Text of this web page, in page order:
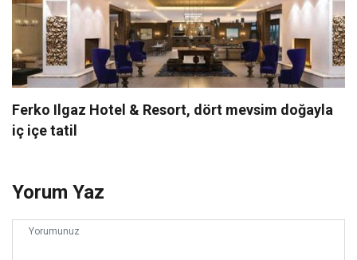
Ferko Ilgaz Hotel & Resort, dört mevsim doğayla
iç içe tatil
Yorum Yaz